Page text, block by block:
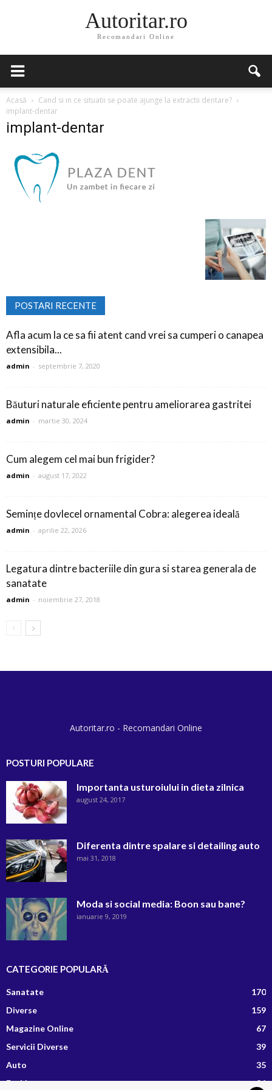
Autoritar.ro
Recomandari Online
Acasă
Cand si in ce situatii se poate ajunge la extractii dentare?
implant-dentar
implant-dentar
POSTARI RECENTE
Afla acum la ce sa fii atent cand vrei sa cumperi o canapea
extensibila...
admin - septembrie 7, 2020
Băuturi naturale eficiente pentru ameliorarea gastritei
admin - martie 30, 2024
Cum alegem cel mai bun frigider?
admin - august 17, 2022
Semințe dovlecel ornamental Cobra: alegerea ideală
admin - aprilie 22, 2026
Legatura dintre bacteriile din gura si starea generala de
sanatate
admin - noiembrie 27, 2018
Autoritar.ro - Recomandari Online
POSTURI POPULARE
Importanta usturoiului in dieta zilnica
august 24, 2017
Diferenta dintre spalare si detailing auto
mai 31, 2018
Moda si social media: Boon sau bane?
ianuarie 9, 2019
CATEGORIE POPULARĂ
Sanatate
170
Diverse
159
Magazine Online
67
Servicii Diverse
39
Auto
35
Fashion
26